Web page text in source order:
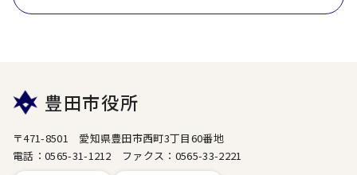
豊田市役所
〒471-8501 愛知県豊田市西町3丁目60番地
電話：0565-31-1212 ファクス：0565-33-2221